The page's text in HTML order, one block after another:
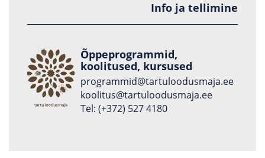
Info ja tellimine
Õppeprogrammid,
koolitused, kursused
programmid@tartuloodusmaja.ee
koolitus@tartuloodusmaja.ee
Tel: (+372) 527 4180